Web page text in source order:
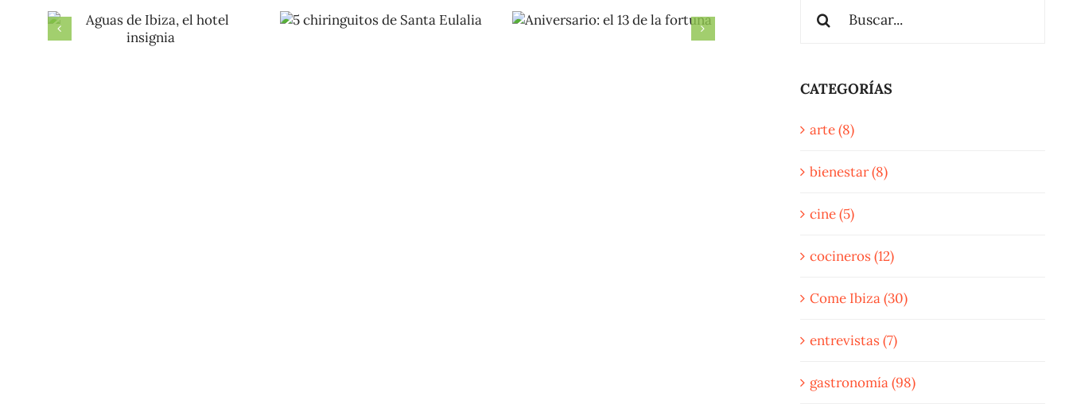
Aguas de
5 chiringuitos
Aniversario:
Un sello del
familia
CATEGORÍAS
arte (8)
bienestar (8)
cine (5)
cocineros (12)
Come Ibiza (30)
entrevistas (7)
gastronomía (98)